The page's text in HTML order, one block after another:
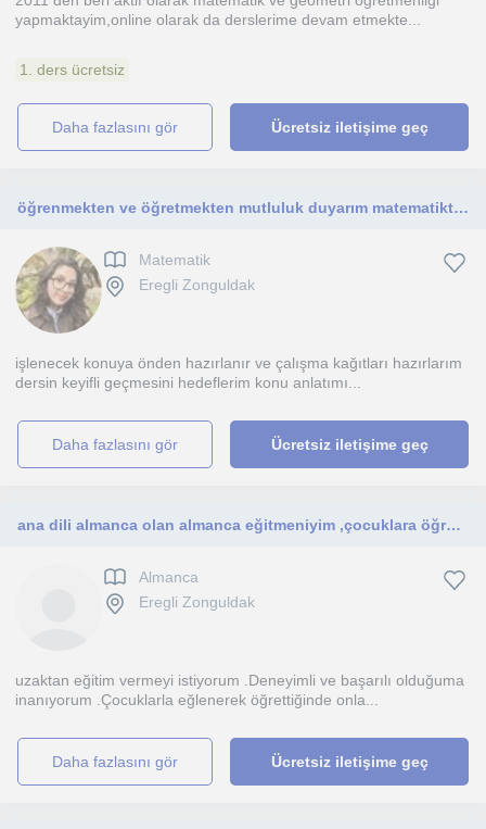
yapmaktayim,online olarak da derslerime devam etmekte...
1. ders ücretsiz
daha fazlasını gör Ücretsiz iletişime geç
öğrenmekten ve öğretmekten mutluluk duyarım matematikte zorlanan ama merak eden öğrencilere rehberlik etmeyi severim
Matematik
Eregli Zonguldak
işlenecek konuya önden hazırlanır ve çalışma kağıtları hazırlarım
dersin keyifli geçmesini hedeflerim konu anlatımı...
daha fazlasını gör Ücretsiz iletişime geç
ana dili almanca olan almanca eğitmeniyim ,çocuklara öğretmekten büyük keyif alıyorum ve sevgiyle eğlenerek öğretiyorum .
Almanca
Eregli Zonguldak
uzaktan eğitim vermeyi istiyorum .Deneyimli ve başarılı olduğuma
inanıyorum .Çocuklarla eğlenerek öğrettiğinde onla...
daha fazlasını gör Ücretsiz iletişime geç